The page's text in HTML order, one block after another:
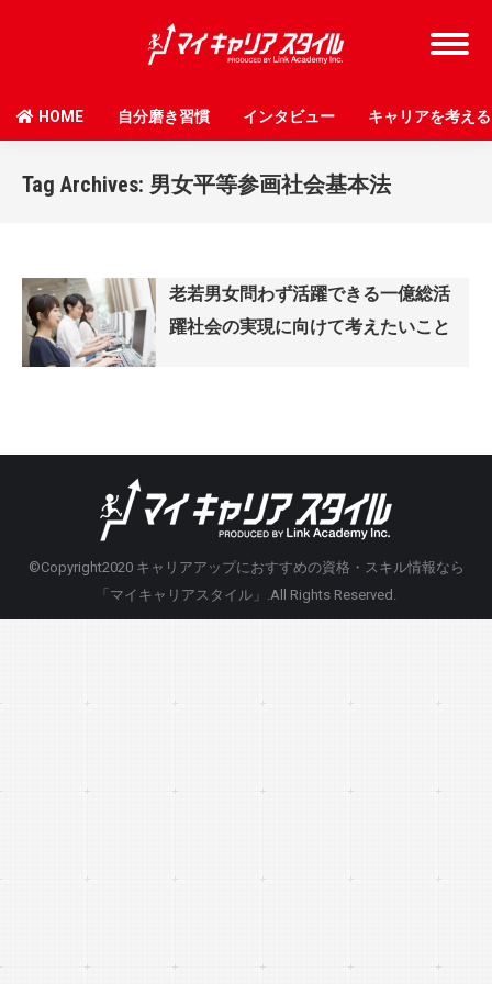
HOME 自分磨き習慣 インタビュー キャリアを考える
Tag Archives: 男女平等参画社会基本法
老若男女問わず活躍できる一億総活
躍社会の実現に向けて考えたいこと
©Copyright2020 キャリアアップにおすすめの資格・スキル情報なら
「マイキャリアスタイル」 .All Rights Reserved.